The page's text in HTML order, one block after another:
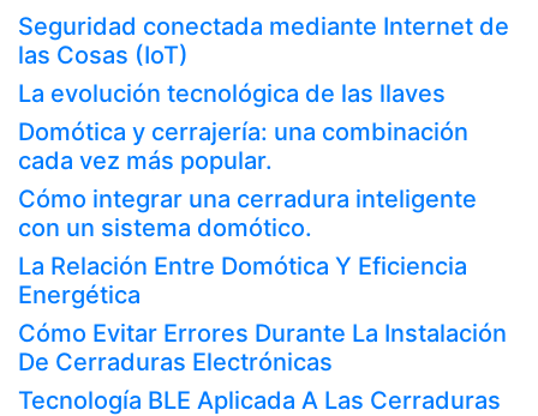
Seguridad conectada mediante Internet de
las Cosas (IoT)
La evolución tecnológica de las llaves
Domótica y cerrajería: una combinación
cada vez más popular.
Cómo integrar una cerradura inteligente
con un sistema domótico.
La Relación Entre Domótica Y Eficiencia
Energética
Cómo Evitar Errores Durante La Instalación
De Cerraduras Electrónicas
Tecnología BLE Aplicada A Las Cerraduras